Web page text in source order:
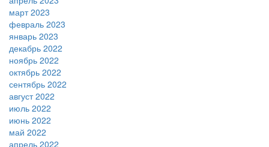
март 2023
февраль 2023
январь 2023
декабрь 2022
ноябрь 2022
октябрь 2022
сентябрь 2022
август 2022
июль 2022
июнь 2022
май 2022
апрель 2022